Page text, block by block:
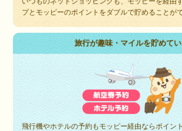
プとモッピーのポイントをダブルで貯めることが
旅行が趣味・マイルを貯めて
飛行機やホテルの予約もモッピー経由ならポイン